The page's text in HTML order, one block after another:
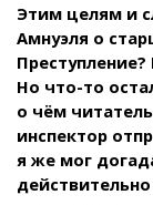
Этим целям и
Амнуэля о
Но что-то
о чём
инспектор
я же мог